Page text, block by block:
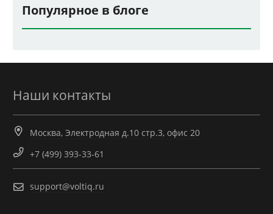
Популярное в блоге
Наши контакты
Москва, Электродная д.10 стр.3, офис 20
+7 (499) 393-33-61
support@voltiq.ru